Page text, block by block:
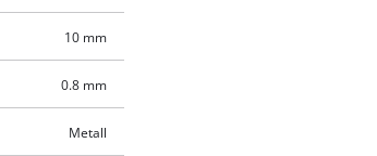
10 mm
0.8 mm
Metall